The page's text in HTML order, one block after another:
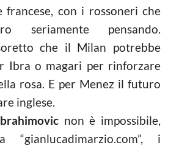
francese, con i rossoneri che
seriamente pensando.
che il Milan potrebbe
Ibra o magari per rinforzare
rosa. E per Menez il futuro
inglese.
non è impossibile,
“gianlucadimarzio.com”, i